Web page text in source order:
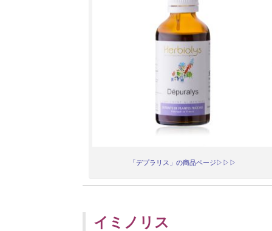
「デプラリス」の商品ページ▷▷▷
イミノリス